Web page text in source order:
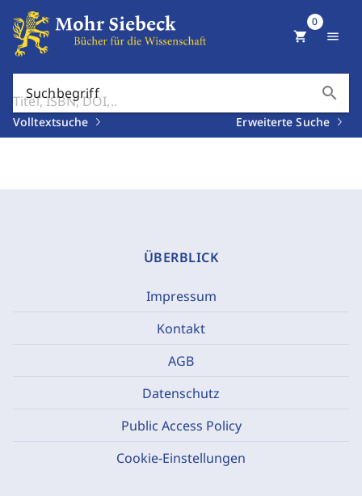
Suchbegriff search
Volltextsuche Erweiterte Suche
shopping_cart
0
menu
ÜBERBLICK
Impressum
Kontakt
AGB
Datenschutz
Public Access Policy
Cookie-Einstellungen